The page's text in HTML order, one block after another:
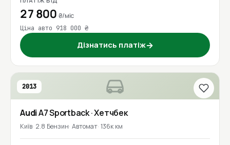
27 800 ₴/міс
Ціна авто 918 000 ₴
Дізнатись платіж→
2013
AudiA7 Sportback· Хетчбек
Київ 2.8 Бензин Автомат 136к км